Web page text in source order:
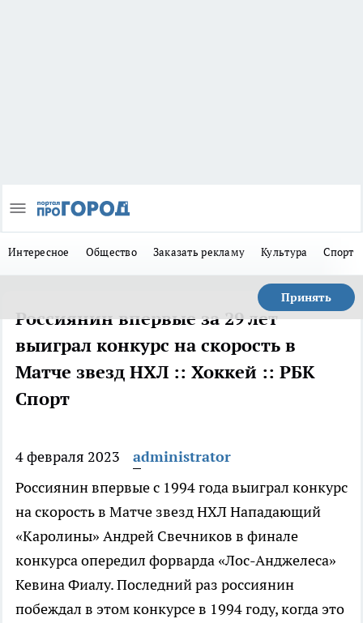
Интересное Общество Заказать рекламу Культура Спорт
Принять
Россиянин впервые за 29 лет
выиграл конкурс на скорость в
Матче звезд НХЛ :: Хоккей :: РБК
Спорт
4 февраля 2023
administrator
Россиянин впервые с 1994 года выиграл конкурс
на скорость в Матче звезд НХЛНападающий
«Каролины» Андрей Свечников в финале
конкурса опередил форварда «Лос-Анджелеса»
Кевина Фиалу. Последний раз россиянин
побеждал в этом конкурсе в 1994 году, когда это